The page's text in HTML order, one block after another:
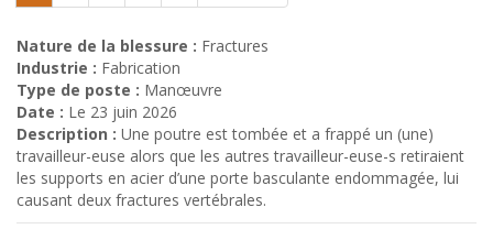
Nature de la blessure : Fractures
Industrie : Fabrication
Type de poste : Manœuvre
Date : Le 23 juin 2026
Description : Une poutre est tombée et a frappé un (une)
travailleur-euse alors que les autres travailleur-euse-s retiraient
les supports en acier d’une porte basculante endommagée, lui
causant deux fractures vertébrales.